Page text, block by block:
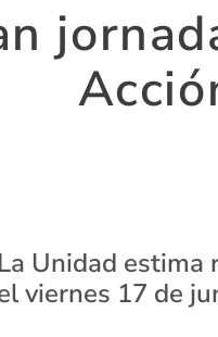
La Unidad estima
viernes 17 de